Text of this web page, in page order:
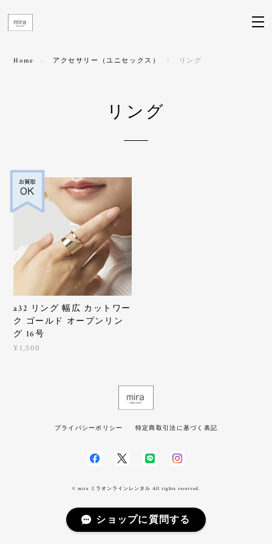
Home アクセサリー（ユニセックス） リング
リング
a32 リング 幅広 カットワー
ク ゴールド オープンリン
グ 16号
¥1,500
プライバシーポリシー 特定商取引法に基づく表記
© mira ミラオンラインレンタル All rights reserved.
ショップに質問する